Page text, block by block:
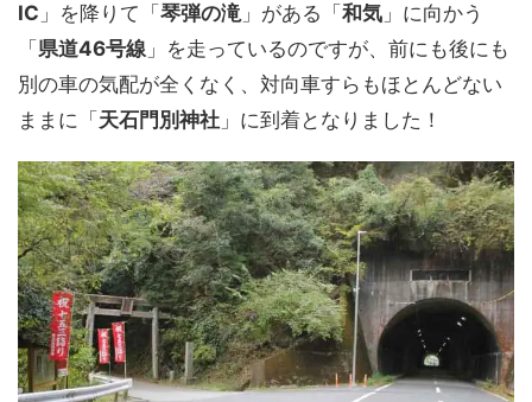
IC 」を降りて「 琴弾の滝」がある「 和気 」に向かう
「 県道46号線 」を走っているのですが、前にも後にも
別の車の気配が全くなく、対向車すらもほとんどない
ままに「 天石門別神社 」に到着となりました！